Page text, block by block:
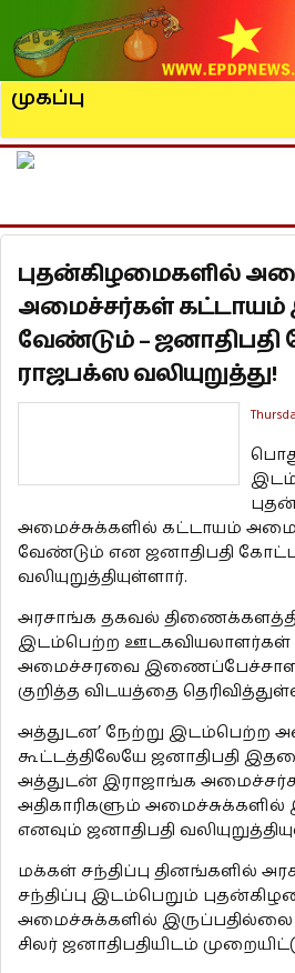
முகப்பு
புதன்கிழமைகளில்
அமைச்சர்கள் கட்டாயம்
வேண்டும் –
ராஜபக்ஸ வலியுறுத்து!
அமைச்சுக்களில் கட்டாயம்
வேண்டும் என ஜனாதிபதி
வலியுறுத்தியுள்ளார்.
அரசாங்க தகவல்
இடம்பெற்ற ஊடகவியலாளர்கள்
அமைச்சரவை
குறித்த விடயத்தை
அத்துடன’ நேற்று இடம்பெற்ற
கூட்டத்திலேயே ஜனாதிபதி
அத்துடன் இராஜாங்க
அதிகாரிகளும்
எனவும் ஜனாதிபதி
மக்கள் சந்திப்பு தினங்களில்
சந்திப்பு இடம்பெறும்
அமைச்சுக்களில்
சிலர் ஜனாதிபதியிடம்